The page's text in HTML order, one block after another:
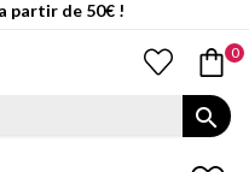
partir de 50€ !
0
search